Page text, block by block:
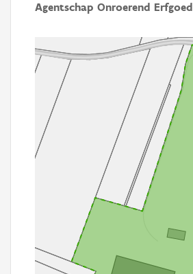
Agentschap Onroerend Erfgoed